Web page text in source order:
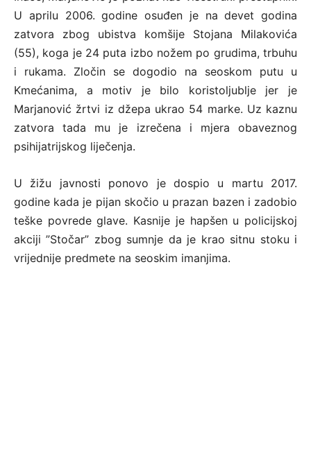
U aprilu 2006. godine osuđen je na devet godina
zatvora zbog ubistva komšije Stojana Milakovića
(55), koga je 24 puta izbo nožem po grudima, trbuhu
i rukama. Zločin se dogodio na seoskom putu u
Kmećanima, a motiv je bilo koristoljublje jer je
Marjanović žrtvi iz džepa ukrao 54 marke. Uz kaznu
zatvora tada mu je izrečena i mjera obaveznog
psihijatrijskog liječenja.
U žižu javnosti ponovo je dospio u martu 2017.
godine kada je pijan skočio u prazan bazen i zadobio
teške povrede glave. Kasnije je hapšen u policijskoj
akciji ”Stočar” zbog sumnje da je krao sitnu stoku i
vrijednije predmete na seoskim imanjima.